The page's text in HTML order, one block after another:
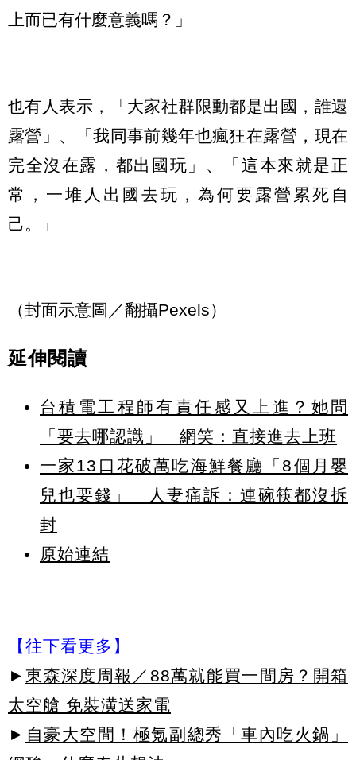
上而已有什麼意義嗎？」
也有人表示，「大家社群限動都是出國，誰還
露營」、「我同事前幾年也瘋狂在露營，現在
完全沒在露，都出國玩」、「這本來就是正
常，一堆人出國去玩，為何要露營累死自
己。」
（封面示意圖／翻攝Pexels）
延伸閱讀
台積電工程師有責任感又上進？她問
「要去哪認識」 網笑：直接進去上班
一家13口花破萬吃海鮮餐廳「8個月嬰
兒也要錢」 人妻痛訴：連碗筷都沒拆
封
原始連結
【往下看更多】
► 東森深度周報／88萬就能買一間房？開箱
太空艙 免裝潢送家電
► 自豪大空間！極氪副總秀「車內吃火鍋」